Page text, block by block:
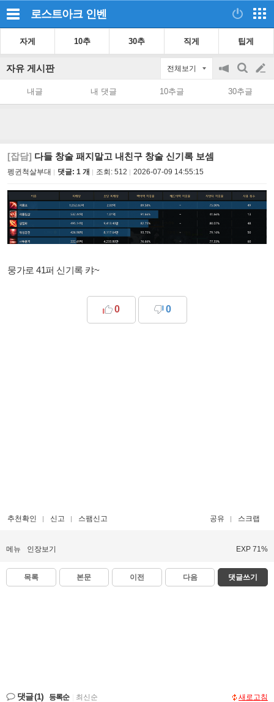
로스트아크 인벤
자게 10추 30추 직게 팁게
자유 게시판 전체보기
공
지
on/off
검
색
글
쓰
내글 내 댓글 10추글 30추글
[잡담] 다들 창술 패지말고 내친구 창술 신기록 보셈
펭귄척살부대 댓글: 1 개 조회: 512 2026-07-09 14:55:15
뭉가로 41퍼 신기록 캬~
0 0
추천확인 신고 스팸신고 공유 스크랩
메뉴 인장보기 EXP 71%
목록 본문 이전 다음 댓글쓰기
댓글(1) 등록순 최신순 새로고침